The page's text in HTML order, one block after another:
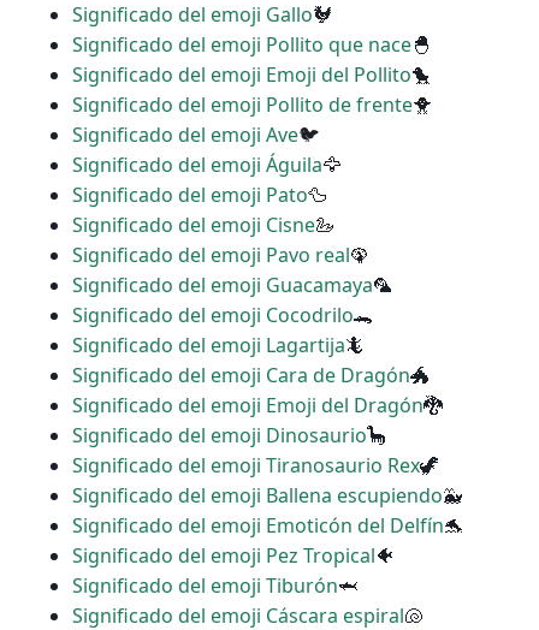
Significado del emoji Gallo🐓
Significado del emoji Pollito que nace🐣
Significado del emoji Emoji del Pollito🐤
Significado del emoji Pollito de frente🐥
Significado del emoji Ave🐦
Significado del emoji Águila🦅
Significado del emoji Pato🦆
Significado del emoji Cisne🦢
Significado del emoji Pavo real🦚
Significado del emoji Guacamaya🦜
Significado del emoji Cocodrilo🐊
Significado del emoji Lagartija🦎
Significado del emoji Cara de Dragón🐲
Significado del emoji Emoji del Dragón🐉
Significado del emoji Dinosaurio🦕
Significado del emoji Tiranosaurio Rex🦖
Significado del emoji Ballena escupiendo🐳
Significado del emoji Emoticón del Delfín🐬
Significado del emoji Pez Tropical🐠
Significado del emoji Tiburón🦈
Significado del emoji Cáscara espiral🐚